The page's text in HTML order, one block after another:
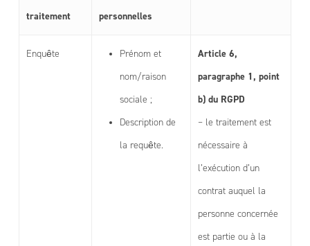
traitement
personnelles
Enquête
Prénom et
nom/raison
sociale ;
Description de
la requête.
Article 6,
paragraphe 1, point
b) du RGPD
– le traitement est
nécessaire à
l’exécution d’un
contrat auquel la
personne concernée
est partie ou à la